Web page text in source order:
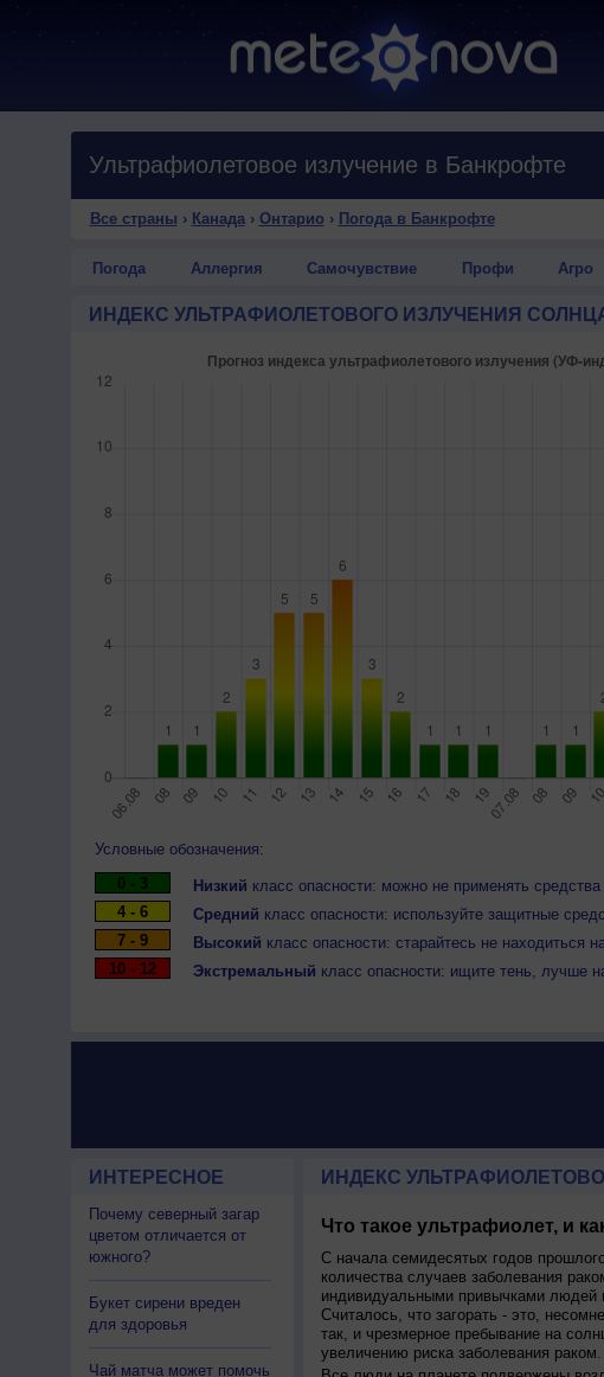
Ультрафиолетовое излучение в Банкрофте
Все страны › Канада› Онтарио › Погода в Банкрофте
Погода Аллергия Самочувствие Профи Агро
ИНДЕКС УЛЬТРАФИОЛЕТОВОГО ИЗЛУЧЕНИЯ
Условные обозначения:
0 - 3
Низкий класс опасности: можно не применять
4 - 6
Средний класс опасности: используйте защитные
7 - 9
Высокий класс опасности: старайтесь не находиться
10 - 12
Экстремальный класс опасности: ищите тень, лучше
ИНТЕРЕСНОЕ
Почему северный загар
цветом отличается от
южного?
Букет сирени вреден
для здоровья
Чай матча может помочь
ИНДЕКС
Что такое ультрафиолет, и
С начала семидесятых годов
количества случаев заболевания
индивидуальными привычками
Считалось, что загорать - это,
так, и чрезмерное пребывание на
увеличению риска заболевания раком.